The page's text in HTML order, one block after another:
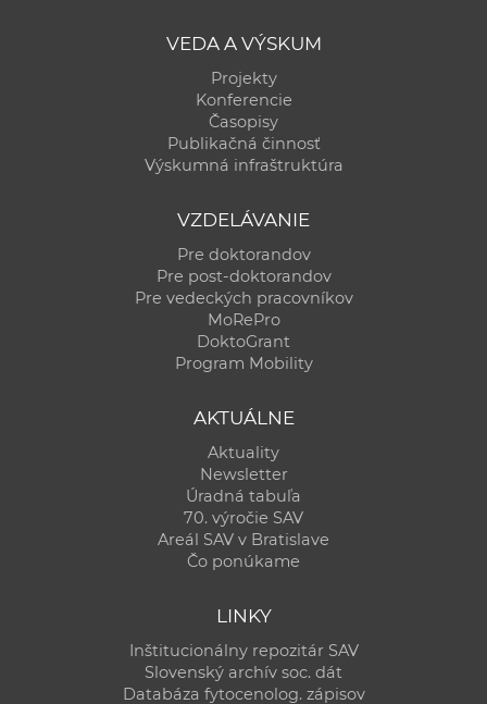
VEDA A VÝSKUM
Projekty
Konferencie
Časopisy
Publikačná činnosť
Výskumná infraštruktúra
VZDELÁVANIE
Pre doktorandov
Pre post-doktorandov
Pre vedeckých pracovníkov
MoRePro
DoktoGrant
Program Mobility
AKTUÁLNE
Aktuality
Newsletter
Úradná tabuľa
70. výročie SAV
Areál SAV v Bratislave
Čo ponúkame
LINKY
Inštitucionálny repozitár SAV
Slovenský archív soc. dát
Databáza fytocenolog. zápisov